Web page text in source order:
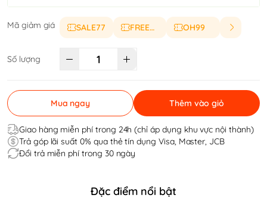
Mã giảm giá SALE77 FREESHIP OH99
Số lượng
Mua ngay Thêm vào giỏ
Giao hàng miễn phí trong 24h (chỉ áp dụng khu vực nội thành)
Trả góp lãi suất 0% qua thẻ tín dụng Visa, Master, JCB
Đổi trả miễn phí trong 30 ngày
Đặc điểm nổi bật